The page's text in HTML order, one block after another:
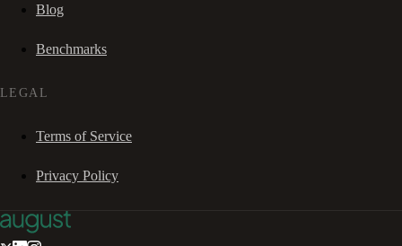
Blog
Benchmarks
LEGAL
Terms of Service
Privacy Policy